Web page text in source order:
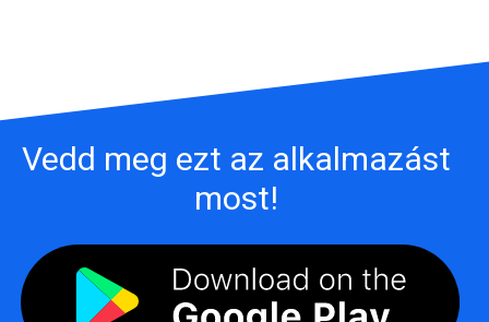
Vedd meg ezt az alkalmazást
most!